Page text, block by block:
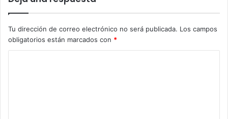
Tu dirección de correo electrónico no será publicada. Los campos
obligatorios están marcados con *